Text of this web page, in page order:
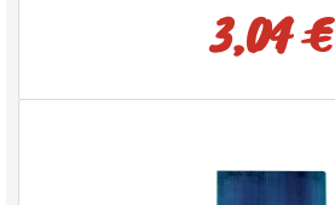
3,04 €